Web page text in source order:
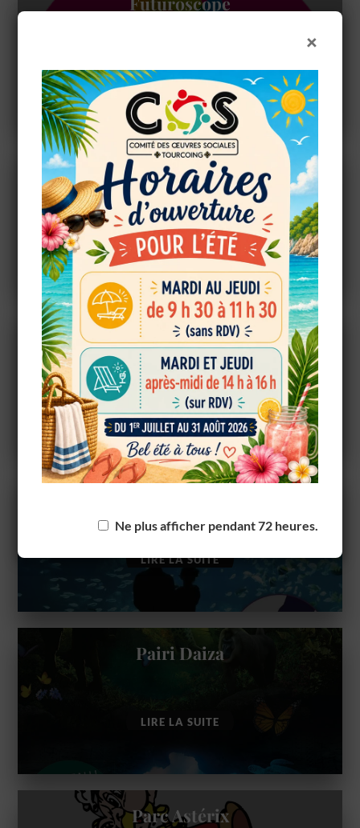
OK
European Commission |
Cookies Policy
powered by WPCookiePro
LIRE LA SUITE
La Mer de Sable
LIRE LA SUITE
Le Fleury
LIRE LA SUITE
Nausicaa
LIRE LA SUITE
Pairi Daiza
LIRE LA SUITE
Parc Astérix
×
Ne plus afficher pendant 72 heures.